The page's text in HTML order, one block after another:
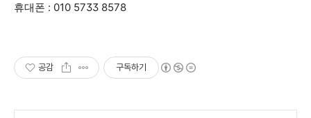
휴대폰 : 010 5733 8578
공감 구독하기